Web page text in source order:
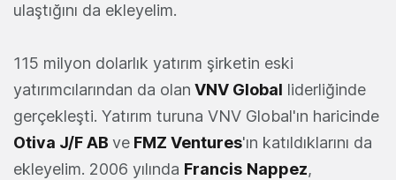
ulaştığını da ekleyelim.
115 milyon dolarlık yatırım şirketin eski
yatırımcılarından da olan VNV Global liderliğinde
gerçekleşti. Yatırım turuna VNV Global'ın haricinde
Otiva J/F AB ve FMZ Ventures'ın katıldıklarını da
ekleyelim. 2006 yılında Francis Nappez,